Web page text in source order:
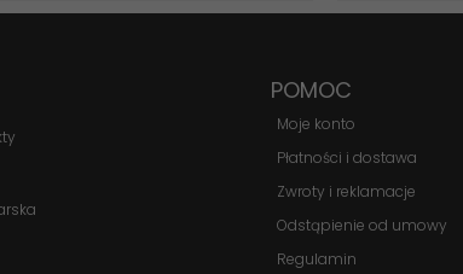
POMOC
Moje konto
Płatności i dostawa
Zwroty i reklamacje
Odstąpienie od umowy
Regulamin
Konieczne
nie są